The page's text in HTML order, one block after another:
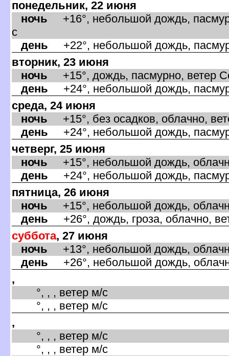
понедельник, 22 июня
ночь +16°, небольшой дождь,
с
день +22°, небольшой дождь,
торник, 23 июня
ночь +15°, дождь, пасмурно, ветер
день +24°, небольшой дождь,
среда, 24 июня
ночь +15°, без осадков, облачно,
день +24°, небольшой дождь,
четверг, 25 июня
ночь +15°, небольшой дождь,
день +24°, небольшой дождь,
пятница, 26 июня
ночь +15°, небольшой дождь,
день +26°, дождь, гроза, облачно,
суббота, 27 июня
ночь +13°, небольшой дождь,
день +26°, небольшой дождь,
,
°, , , ветер м/с
°, , , ветер м/с
,
°, , , ветер м/с
°, , , ветер м/с